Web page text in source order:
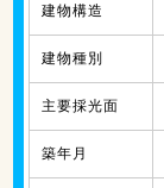
建物構造
建物種別
主要採光面
築年月